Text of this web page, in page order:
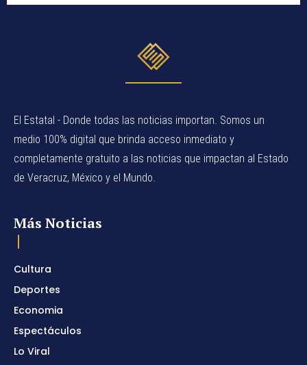
El Estatal - Donde todas las noticias importan. Somos un
medio 100% digital que brinda acceso inmediato y
completamente gratuito a las noticias que impactan al Estado
de Veracruz, México y el Mundo.
Más Noticias
Cultura
Deportes
Economia
Espectáculos
Lo Viral